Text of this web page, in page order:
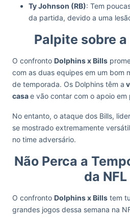
Ty Johnson (RB): Tem
da partida, devido a uma
Palpite sobre
O confronto Dolphins x Bills
com as duas equipes em um bom
de temporada. Os Dolphins têm a
casae vão contar com o apoio
No entanto, o ataque dos Bills,
se mostrado extremamente
no time adversário.
Não Perca a
da NFL
O confronto Dolphins x Bills tem
grandes jogos dessa semana na